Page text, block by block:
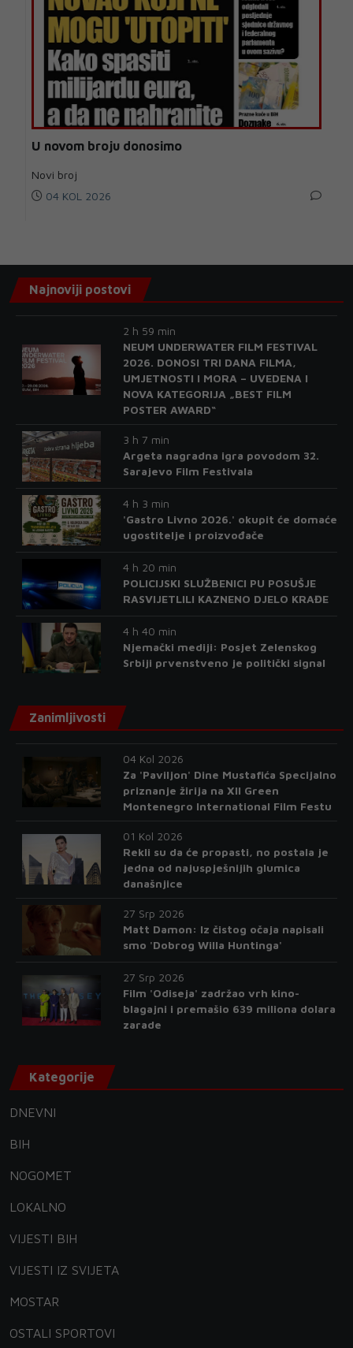
U novom broju donosimo
Novi broj
04 KOL 2026
Najnoviji postovi
2 h 59 min
NEUM UNDERWATER FILM FESTIVAL
2026. DONOSI TRI DANA FILMA,
UMJETNOSTI I MORA – UVEDENA I
NOVA KATEGORIJA „BEST FILM
POSTER AWARD“
3 h 7 min
Argeta nagradna igra povodom 32.
Sarajevo Film Festivala
4 h 3 min
'Gastro Livno 2026.' okupit će domaće
ugostitelje i proizvođače
4 h 20 min
POLICIJSKI SLUŽBENICI PU POSUŠJE
RASVIJETLILI KAZNENO DJELO KRAĐE
4 h 40 min
Njemački mediji: Posjet Zelenskog
Srbiji prvenstveno je politički signal
Zanimljivosti
04 Kol 2026
Za 'Paviljon' Dine Mustafića Specijalno
priznanje žirija na XII Green
Montenegro International Film Festu
01 Kol 2026
Rekli su da će propasti, no postala je
jedna od najuspješnijih glumica
današnjice
27 Srp 2026
Matt Damon: Iz čistog očaja napisali
smo 'Dobrog Willa Huntinga'
27 Srp 2026
Film 'Odiseja' zadržao vrh kino-
blagajni i premašio 639 miliona dolara
zarade
Kategorije
DNEVNI
BIH
NOGOMET
LOKALNO
VIJESTI BIH
VIJESTI IZ SVIJETA
MOSTAR
OSTALI SPORTOVI